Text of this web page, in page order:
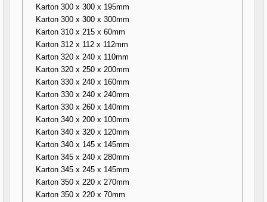
Karton 300 x 300 x 195mm
Karton 300 x 300 x 300mm
Karton 310 x 215 x 60mm
Karton 312 x 112 x 112mm
Karton 320 x 240 x 110mm
Karton 320 x 250 x 200mm
Karton 330 x 240 x 160mm
Karton 330 x 240 x 240mm
Karton 330 x 260 x 140mm
Karton 340 x 200 x 100mm
Karton 340 x 320 x 120mm
Karton 340 x 145 x 145mm
Karton 345 x 240 x 280mm
Karton 345 x 245 x 145mm
Karton 350 x 220 x 270mm
Karton 350 x 220 x 70mm